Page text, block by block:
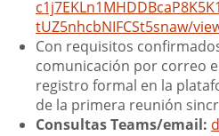
tUZ5nhcbNIFCSt5snaw/
Con requisitos
comunicación por correo
registro formal en la
de la primera reunión
Consultas Teams/email: